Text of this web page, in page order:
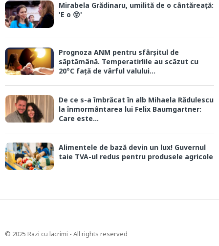
Mirabela Grădinaru, umilită de o cântăreață:
'E o 😲'
Prognoza ANM pentru sfârșitul de
săptămână. Temperatirlile au scăzut cu
20°C față de vârful valului...
De ce s-a îmbrăcat în alb Mihaela Rădulescu
la înmormântarea lui Felix Baumgartner:
Care este...
Alimentele de bază devin un lux! Guvernul
taie TVA-ul redus pentru produsele agricole
© 2025 Razi cu lacrimi - All rights reserved